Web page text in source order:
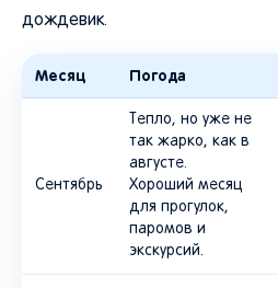
дождевик.
Месяц Погода
Сентябрь
Тепло, но уже не
так жарко, как в
августе.
Хороший месяц
для прогулок,
паромов и
экскурсий.